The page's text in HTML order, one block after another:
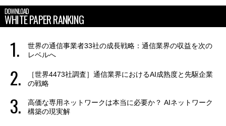
DOWNLOAD
WHITE PAPER RANKING
世界の通信事業者33社の成長戦略：通信業界の収益を次の
レベルへ
［世界4473社調査］通信業界におけるAI成熟度と先駆企業
の戦略
高価な専用ネットワークは本当に必要か？ AIネットワーク
構築の現実解